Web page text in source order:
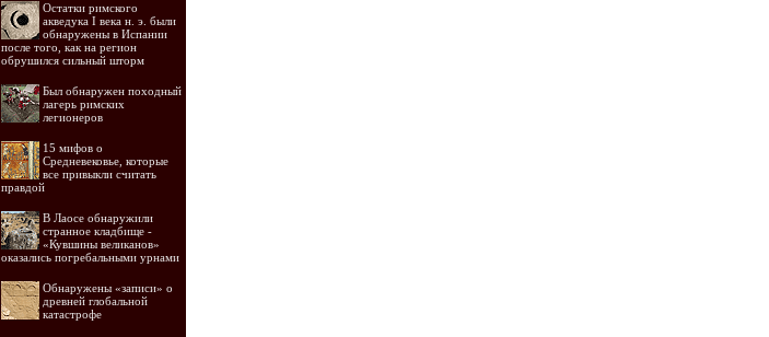
Остатки римского
акведука I века н. э. были
обнаружены в Испании
после того, как на регион
обрушился сильный шторм
Был обнаружен походный
лагерь римских
легионеров
15 мифов о
Средневековье, которые
все привыкли считать
правдой
В Лаосе обнаружили
странное кладбище -
«Кувшины великанов»
оказались погребальными урнами
Обнаружены «записи» о
древней глобальной
катастрофе